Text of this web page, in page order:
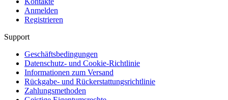
Anmelden
Registrieren
Support
Geschäftsbedingungen
Datenschutz- und Cookie-Richtlinie
Informationen zum Versand
Rückgabe- und Rückerstattungsrichtlinie
Zahlungsmethoden